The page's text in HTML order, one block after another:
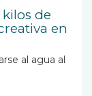
de
en
al agua al